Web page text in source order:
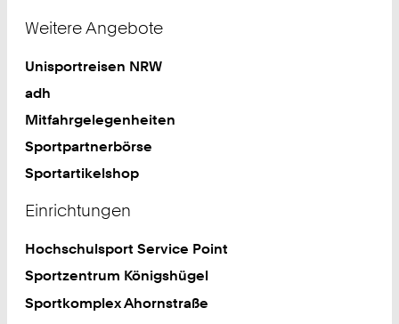
Weitere Angebote
Unisportreisen NRW
adh
Mitfahrgelegenheiten
Sportpartnerbörse
Sportartikelshop
Einrichtungen
Hochschulsport Service Point
Sportzentrum Königshügel
Sportkomplex Ahornstraße